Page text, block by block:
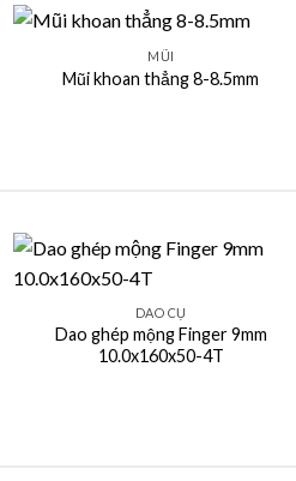
+
MŨI
Mũi khoan thẳng 8-8.5mm
+
DAO CỤ
Dao ghép mộng Finger 9mm
10.0x160x50-4T